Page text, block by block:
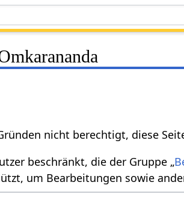
nicht berechtigt, diese
beschränkt, die der Gruppe „
um Bearbeitungen sowie